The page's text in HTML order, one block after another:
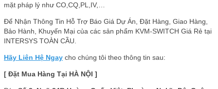
mặt pháp lý như CO,CQ,PL,IV,…
Để Nhận Thông Tin Hỗ Trợ Báo Giá Dự Án, Đặt Hàng, Giao Hàng,
Bảo Hành, Khuyến Mại của các sản phẩm KVM-SWITCH Giá Rẻ tại
INTERSYS TOÀN CẦU.
Hãy Liên Hệ Ngay cho chúng tôi theo thông tin sau:
[ Đặt Mua Hàng Tại HÀ NỘI ]